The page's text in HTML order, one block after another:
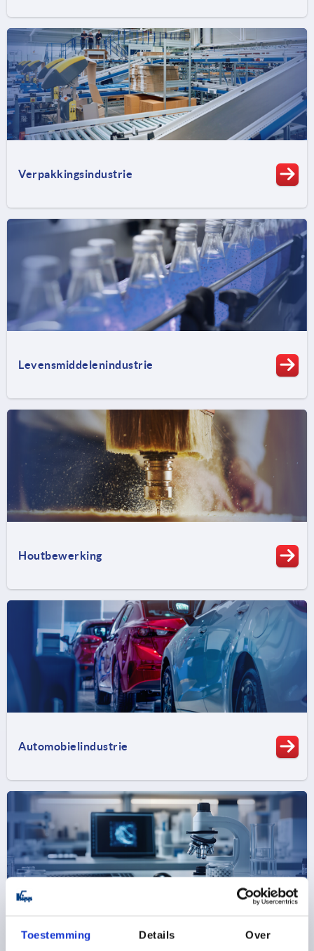
Toestemming Details Over
Verpakkingsindustrie
Levensmiddelenindustrie
Houtbewerking
Automobielindustrie
Medische techniek